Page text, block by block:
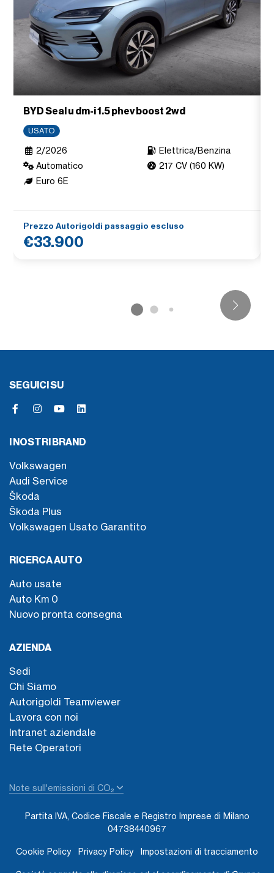
BYD Seal u dm-i 1.5 phev boost 2wd
USATO
2/2026
Elettrica/Benzina
Automatico
217 CV (160 KW)
Euro 6E
Prezzo Autorigoldi passaggio escluso
€33.900
SEGUICI SU
I NOSTRI BRAND
Volkswagen
Audi Service
Škoda
Škoda Plus
Volkswagen Usato Garantito
RICERCA AUTO
Auto usate
Auto Km 0
Nuovo pronta consegna
AZIENDA
Sedi
Chi Siamo
Autorigoldi Teamviewer
Lavora con noi
Intranet aziendale
Rete Operatori
Note sull'emissioni di CO₂
Partita IVA, Codice Fiscale e Registro Imprese di Milano
04738440967
Cookie Policy Privacy Policy Impostazioni di tracciamento